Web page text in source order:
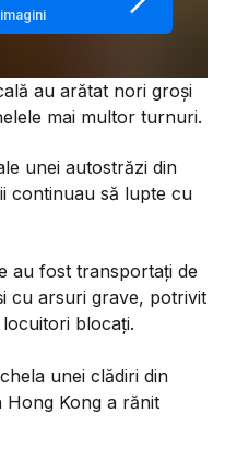
au arătat nori groși
mai multor turnuri.
unei autostrăzi din
continuau să lupte cu
au fost transportați de
cu arsuri grave, potrivit
blocați.
unei clădiri din
Kong a rănit